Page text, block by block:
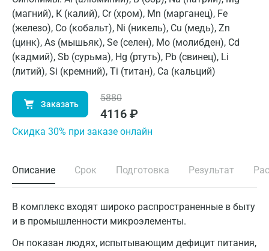
(магний), К (калий), Cr (хром), Mn (марганец), Fe
(железо), Co (кобальт), Ni (никель), Cu (медь), Zn
(цинк), As (мышьяк), Se (селен), Мо (молибден), Cd
(кадмий), Sb (сурьма), Hg (ртуть), Pb (свинец), Li
(литий), Si (кремний), Ti (титан), Ca (кальций)
Заказать
5880
4116 ₽
Cкидка 30% при заказе онлайн
Описание Срок Подготовка Результат
В комплекс входят широко распространенные в быту
и в промышленности микроэлементы.
Он показан людях, испытывающим дефицит питания,